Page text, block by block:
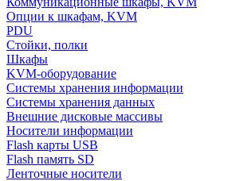
Опции к шкафам, KVM
PDU
Стойки, полки
Шкафы
KVM-оборудование
Системы хранения информации
Системы хранения данных
Внешние дисковые массивы
Носители информации
Flash карты USB
Flash память SD
Ленточные носители